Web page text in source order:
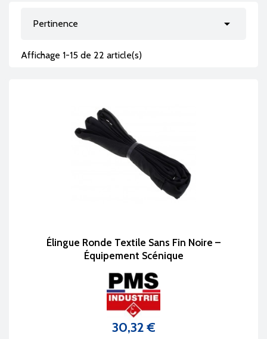
Pertinence 
Affichage 1-15 de 22 article(s)
Élingue Ronde Textile Sans Fin Noire –
Équipement Scénique
Prix
30,32 €